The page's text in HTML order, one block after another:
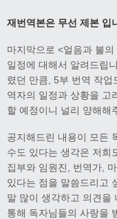
재번역본은 무선 제본 입
마지막으로 <얼음과 불
일정에 대해서 알려드립
렸던 만큼, 5부 번역 작업
역자의 일정과 상황을 고
할 예정이니 널리 양해해
공지해드린 내용이 모든
수도 있다는 생각은 저희
집부와 임원진, 번역가,
있다는 점을 말씀드리고
말 많이 생각하고 의견을
통해 독자님들의 사랑을